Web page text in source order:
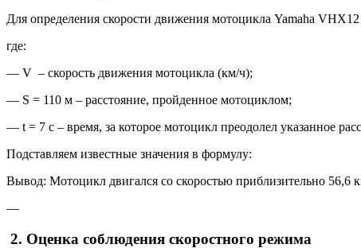
Для определения скорости движения мотоцикла Yamaha
где:
— V – скорость движения мотоцикла (км/ч);
— S = 110 м – расстояние, пройденное мотоциклом;
— t = 7 с – время, за которое мотоцикл преодолел указанное
Подставляем известные значения в формулу:
Вывод: Мотоцикл двигался со скоростью приблизительно 56,6
—
2. Оценка соблюдения скоростного режима